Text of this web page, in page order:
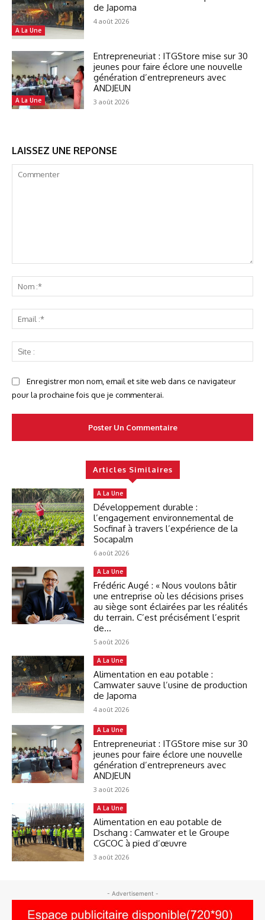
A La Une
de Japoma
4 août 2026
A La Une
Entrepreneuriat : ITGStore mise sur 30
jeunes pour faire éclore une nouvelle
génération d’entrepreneurs avec
ANDJEUN
3 août 2026
LAISSEZ UNE REPONSE
:*
:*
:
Enregistrer mon nom, email et site web dans ce navigateur
pour la prochaine fois que je commenterai.
Articles Similaires
A La Une
Développement durable :
l’engagement environnemental de
Socfinaf à travers l’expérience de la
Socapalm
6 août 2026
A La Une
Frédéric Augé : « Nous voulons bâtir
une entreprise où les décisions prises
au siège sont éclairées par les réalités
du terrain. C’est précisément l’esprit
de...
5 août 2026
A La Une
Alimentation en eau potable :
Camwater sauve l’usine de production
de Japoma
4 août 2026
A La Une
Entrepreneuriat : ITGStore mise sur 30
jeunes pour faire éclore une nouvelle
génération d’entrepreneurs avec
ANDJEUN
3 août 2026
A La Une
Alimentation en eau potable de
Dschang : Camwater et le Groupe
CGCOC à pied d’œuvre
3 août 2026
- Advertisement -